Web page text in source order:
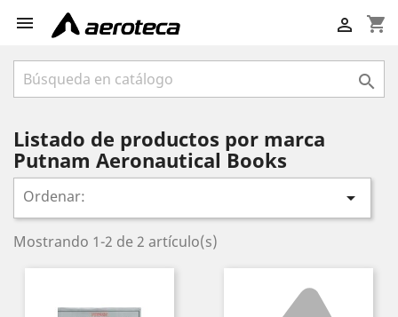
 shopping_cart


Listado de productos por marca
Putnam Aeronautical Books
Ordenar: 
Mostrando 1-2 de 2 artículo(s)